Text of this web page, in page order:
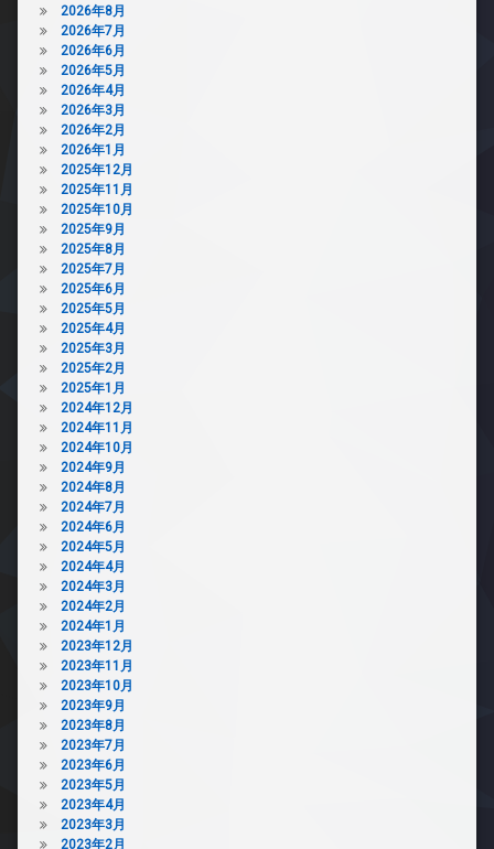
2026年8月
2026年7月
2026年6月
2026年5月
2026年4月
2026年3月
2026年2月
2026年1月
2025年12月
2025年11月
2025年10月
2025年9月
2025年8月
2025年7月
2025年6月
2025年5月
2025年4月
2025年3月
2025年2月
2025年1月
2024年12月
2024年11月
2024年10月
2024年9月
2024年8月
2024年7月
2024年6月
2024年5月
2024年4月
2024年3月
2024年2月
2024年1月
2023年12月
2023年11月
2023年10月
2023年9月
2023年8月
2023年7月
2023年6月
2023年5月
2023年4月
2023年3月
2023年2月